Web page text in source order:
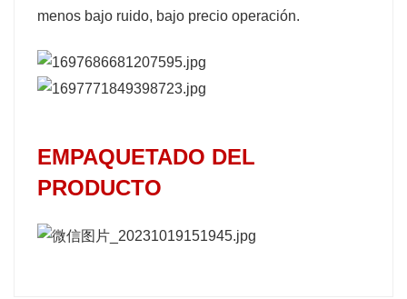
menos bajo ruido, bajo precio operación.
EMPAQUETADO DEL
PRODUCTO